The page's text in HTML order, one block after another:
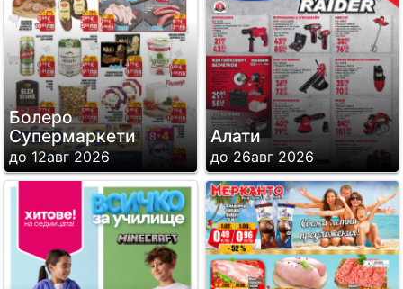
Болеро
Супермаркети
до 12авг 2026
Алати
до 26авг 2026